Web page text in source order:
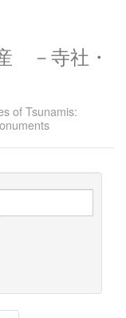
－寺社・
of Tsunamis: